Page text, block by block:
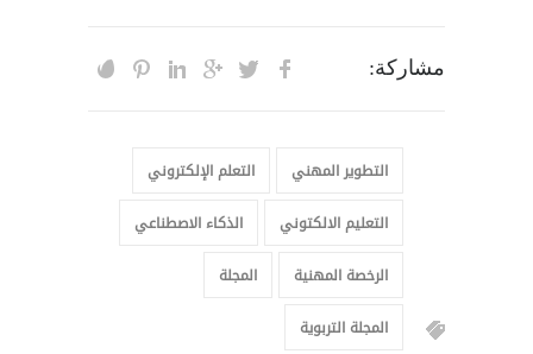
مشاركة:
التطوير المهني
التعلم الإلكتروني
التعليم الالكتوني
الذكاء الاصطناعي
الرخصة المهنية
المجلة
المجلة التربوية